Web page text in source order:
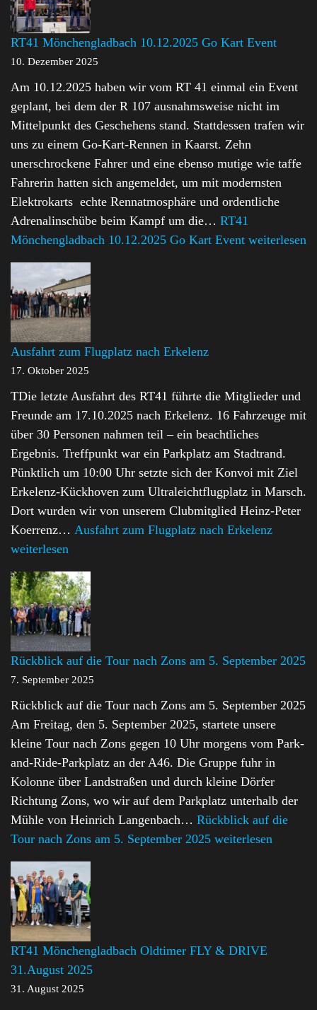
RT41 Mönchengladbach 10.12.2025 Go Kart Event
10. Dezember 2025
Am 10.12.2025 haben wir vom RT 41 einmal ein Event
geplant, bei dem der R 107 ausnahmsweise nicht im
Mittelpunkt des Geschehens stand. Stattdessen trafen wir
uns zu einem Go‑Kart‑Rennen in Kaarst. Zehn
unerschrockene Fahrer und eine ebenso mutige wie taffe
Fahrerin hatten sich angemeldet, um mit modernsten
Elektrokarts echte Rennatmosphäre und ordentliche
Adrenalinschübe beim Kampf um die… RT41
Mönchengladbach 10.12.2025 Go Kart Event weiterlesen
Ausfahrt zum Flugplatz nach Erkelenz
17. Oktober 2025
TDie letzte Ausfahrt des RT41 führte die Mitglieder und
Freunde am 17.10.2025 nach Erkelenz. 16 Fahrzeuge mit
über 30 Personen nahmen teil – ein beachtliches
Ergebnis. Treffpunkt war ein Parkplatz am Stadtrand.
Pünktlich um 10:00 Uhr setzte sich der Konvoi mit Ziel
Erkelenz-Kückhoven zum Ultraleichtflugplatz in Marsch.
Dort wurden wir von unserem Clubmitglied Heinz-Peter
Koerrenz… Ausfahrt zum Flugplatz nach Erkelenz
weiterlesen
Rückblick auf die Tour nach Zons am 5. September 2025
7. September 2025
Rückblick auf die Tour nach Zons am 5. September 2025
Am Freitag, den 5. September 2025, startete unsere
kleine Tour nach Zons gegen 10 Uhr morgens vom Park-
and-Ride-Parkplatz an der A46. Die Gruppe fuhr in
Kolonne über Landstraßen und durch kleine Dörfer
Richtung Zons, wo wir auf dem Parkplatz unterhalb der
Mühle von Heinrich Langenbach… Rückblick auf die
Tour nach Zons am 5. September 2025 weiterlesen
RT41 Mönchengladbach Oldtimer FLY & DRIVE
31.August 2025
31. August 2025